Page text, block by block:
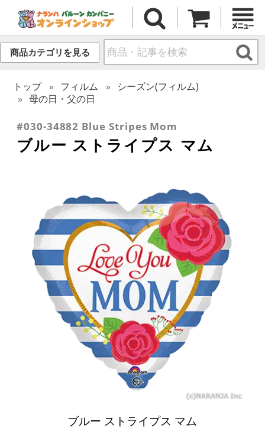
商品カテゴリを見る
トップ フィルム
シーズン(フィルム)
母の日・父の日
#030-34882 Blue Stripes Mom
ブルー ストライプス マム
ブルー ストライプス マム